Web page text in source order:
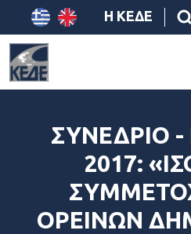
Η ΚΕΔΕ
ΣΥΝΕΔΡΙΟ -
2017:
ΟΡΕΙΝΩΝ